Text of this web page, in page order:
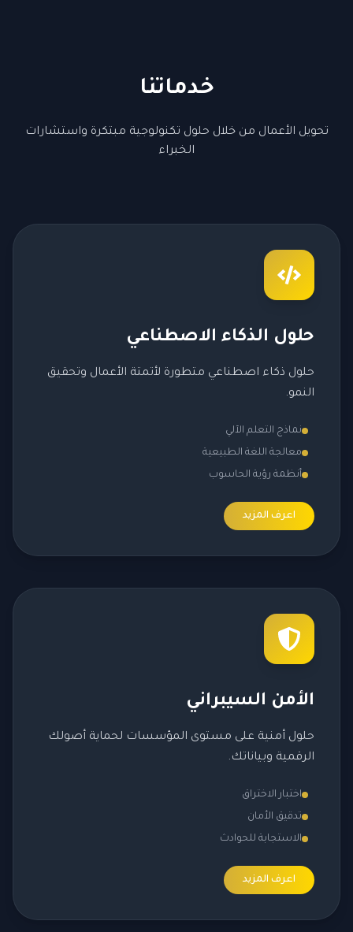
خدماتنا
تحويل الأعمال من خلال حلول تكنولوجية مبتكرة واستشارات
الخبراء
حلول الذكاء الاصطناعي
حلول ذكاء اصطناعي متطورة لأتمتة الأعمال وتحقيق
النمو.
نماذج التعلم الآلي
معالجة اللغة الطبيعية
أنظمة رؤية الحاسوب
اعرف المزيد
الأمن السيبراني
حلول أمنية على مستوى المؤسسات لحماية أصولك
الرقمية وبياناتك.
اختبار الاختراق
تدقيق الأمان
الاستجابة للحوادث
اعرف المزيد